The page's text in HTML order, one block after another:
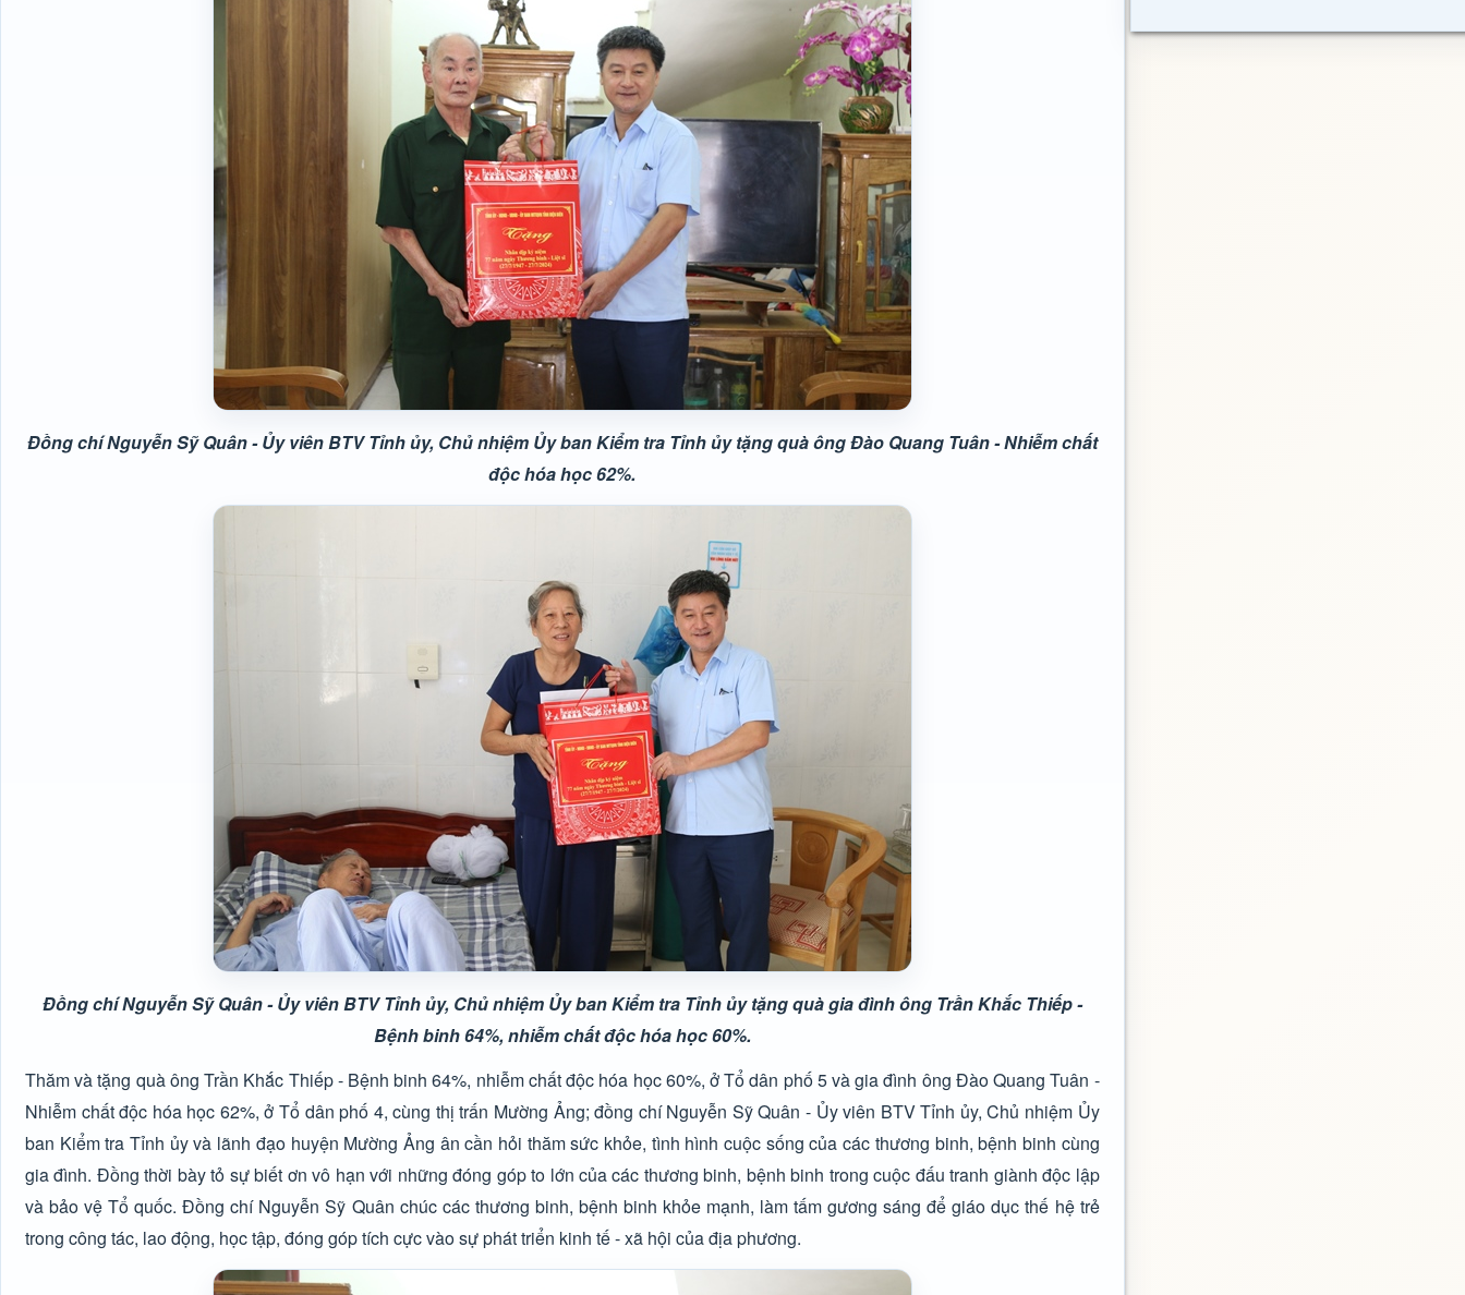
Đồng chí Nguyễn Sỹ Quân - Ủy viên BTV Tỉnh ủy, Chủ nhiệm Ủy ban Kiểm tra Tỉnh ủy tặng quàông Đào Quang Tuân - Nhiễm chất
độc hóa học 62%.
Đồng chí Nguyễn Sỹ Quân - Ủy viên BTV Tỉnh ủy, Chủ nhiệm Ủy ban Kiểm tra Tỉnh ủy tặng quà gia đìnhông Trần Khắc Thiếp -
Bệnh binh 64%, nhiễm chất độc hóa học 60%.
Thăm và tặng quà ông Trần Khắc Thiếp - Bệnh binh 64%, nhiễm chất độc hóa học 60%, ở Tổ dân phố 5 và gia đình ông Đào Quang Tuân -
Nhiễm chất độc hóa học 62%, ở Tổ dân phố 4, cùng thị trấn Mường Ảng; đồng chí Nguyễn Sỹ Quân - Ủy viên BTV Tỉnh ủy, Chủ nhiệm Ủy
ban Kiểm tra Tỉnh ủy và lãnh đạo huyện Mường Ảng ân cần hỏi thăm sức khỏe, tình hình cuộc sống của các thương binh, bệnh binh cùng
gia đình. Đồng thời bày tỏ sự biết ơn vô hạn với những đóng góp to lớn của các thương binh, bệnh binh trong cuộc đấu tranh giành độc lập
và bảo vệ Tổ quốc. Đồng chí Nguyễn Sỹ Quân chúc các thương binh, bệnh binh khỏe mạnh, làm tấm gương sáng để giáo dục thế hệ trẻ
trong công tác, lao động, học tập, đóng góp tích cực vào sự phát triển kinh tế - xã hội của địa phương.